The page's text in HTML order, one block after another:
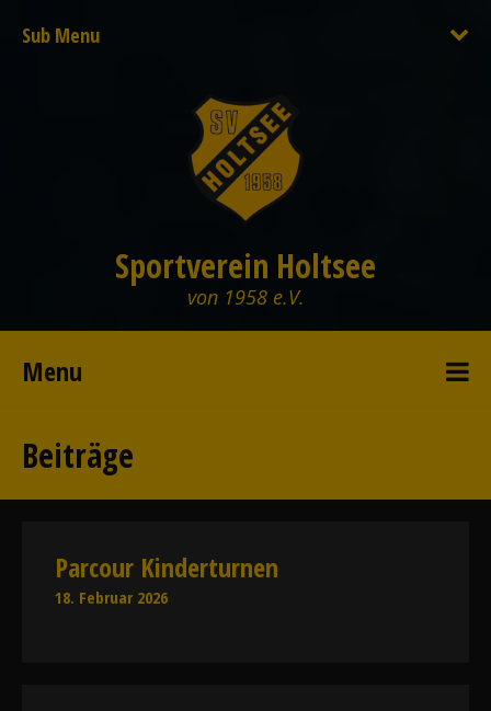
Sub Menu
Sportverein Holtsee
von 1958 e.V.
Menu
Beiträge
Parcour Kinderturnen
18. Februar 2026